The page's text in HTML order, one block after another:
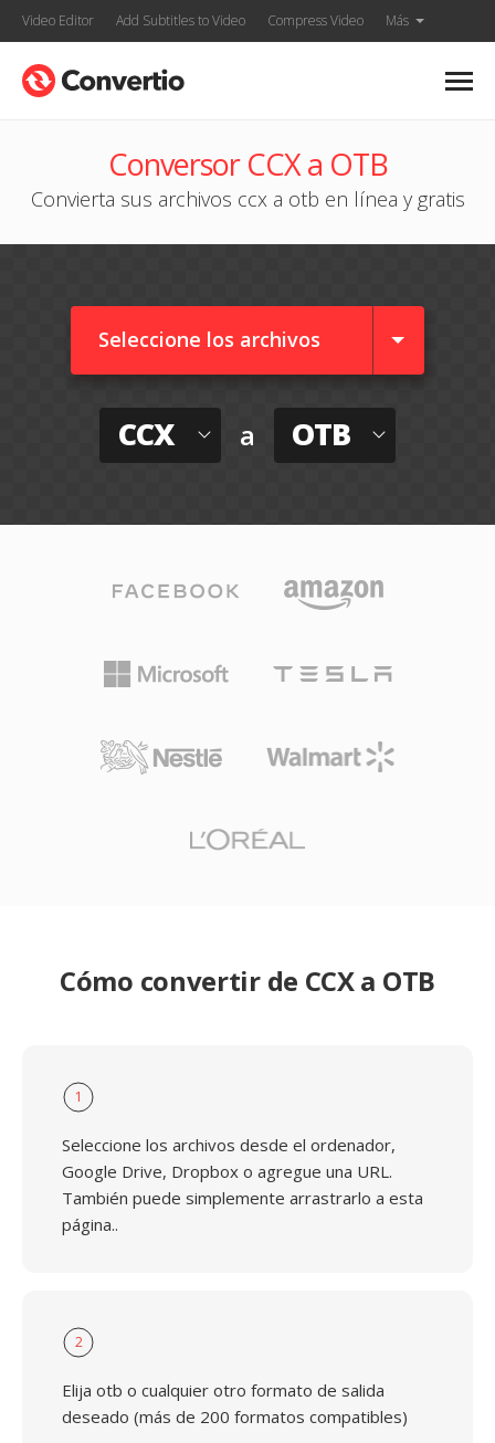
Video Editor Add Subtitles to Video Compress Video Más
Conversor CCX a OTB
Convierta sus archivos ccx a otb en línea y gratis
Seleccione los archivos
CCX a OTB
Cómo convertir de CCX a OTB
1
Seleccione los archivos desde el ordenador,
Google Drive, Dropbox o agregue una URL.
También puede simplemente arrastrarlo a esta
página..
2
Elija otb o cualquier otro formato de salida
deseado (más de 200 formatos compatibles)